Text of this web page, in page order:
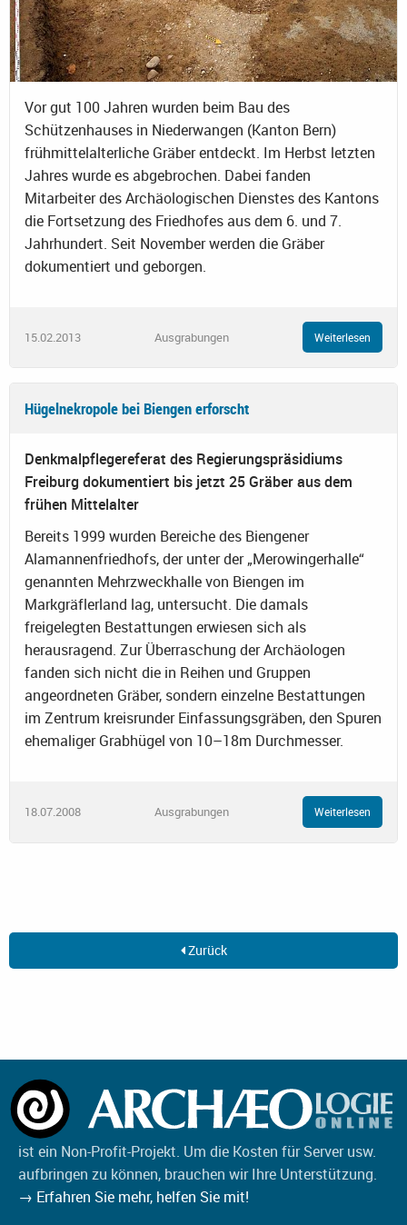
Vor gut 100 Jahren wurden beim Bau des
Schützenhauses in Niederwangen (Kanton Bern)
frühmittelalterliche Gräber entdeckt. Im Herbst letzten
Jahres wurde es abgebrochen. Dabei fanden
Mitarbeiter des Archäologischen Dienstes des Kantons
die Fortsetzung des Friedhofes aus dem 6. und 7.
Jahrhundert. Seit November werden die Gräber
dokumentiert und geborgen.
15.02.2013 Ausgrabungen Weiterlesen
Hügelnekropole bei Biengen erforscht
Denkmalpflegereferat des Regierungspräsidiums
Freiburg dokumentiert bis jetzt 25 Gräber aus dem
frühen Mittelalter
Bereits 1999 wurden Bereiche des Biengener
Alamannenfriedhofs, der unter der „Merowingerhalle“
genannten Mehrzweckhalle von Biengen im
Markgräflerland lag, untersucht. Die damals
freigelegten Bestattungen erwiesen sich als
herausragend. Zur Überraschung der Archäologen
fanden sich nicht die in Reihen und Gruppen
angeordneten Gräber, sondern einzelne Bestattungen
im Zentrum kreisrunder Einfassungsgräben, den Spuren
ehemaliger Grabhügel von 10–18m Durchmesser.
18.07.2008 Ausgrabungen Weiterlesen
Zurück
ist ein Non-Profit-Projekt. Um die Kosten für Server usw.
aufbringen zu können, brauchen wir Ihre Unterstützung.
→ Erfahren Sie mehr, helfen Sie mit!